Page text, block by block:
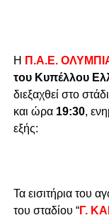
H Π.Α.Ε.
του Κυπέλλου
διεξαχθεί στο
και ώρα 19:30,
εξής:
Τα εισιτήρια του
του σταδίου “Γ.